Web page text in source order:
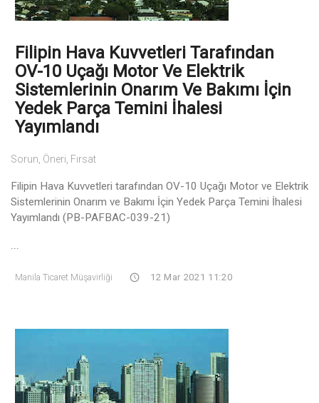
Filipin Hava Kuvvetleri Tarafından
OV-10 Uçağı Motor Ve Elektrik
Sistemlerinin Onarım Ve Bakımı İçin
Yedek Parça Temini İhalesi
Yayımlandı
Sorun, Öneri, Fırsat
Filipin Hava Kuvvetleri tarafından OV-10 Uçağı Motor ve Elektrik
Sistemlerinin Onarım ve Bakımı İçin Yedek Parça Temini İhalesi
Yayımlandı (PB-PAFBAC-039-21)
Manila Ticaret Müşavirliği 12 Mar 2021 11:20